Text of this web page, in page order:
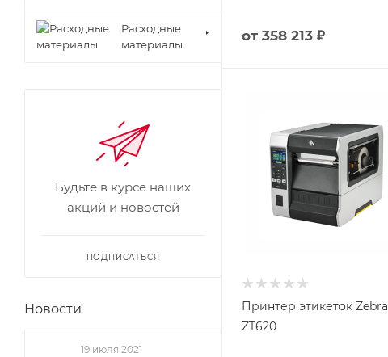
от 358 213 ₽
Принтер этикеток Zebra
ZT620
Расходные
материалы
Будьте в курсе наших
акций и новостей
ПОДПИСАТЬСЯ
Новости
19 июля 2021